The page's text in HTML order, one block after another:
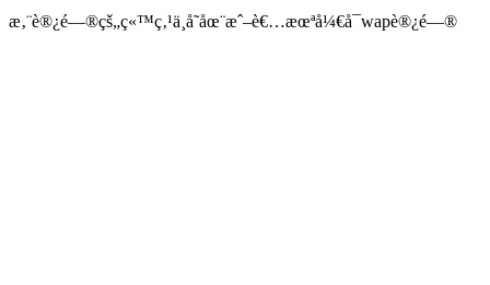
æ‚¨è®¿é—®çš„ç«™ç‚¹ä¸å­˜åœ¨æˆ–è€…æœªå¼€å¯wapè®¿é—®